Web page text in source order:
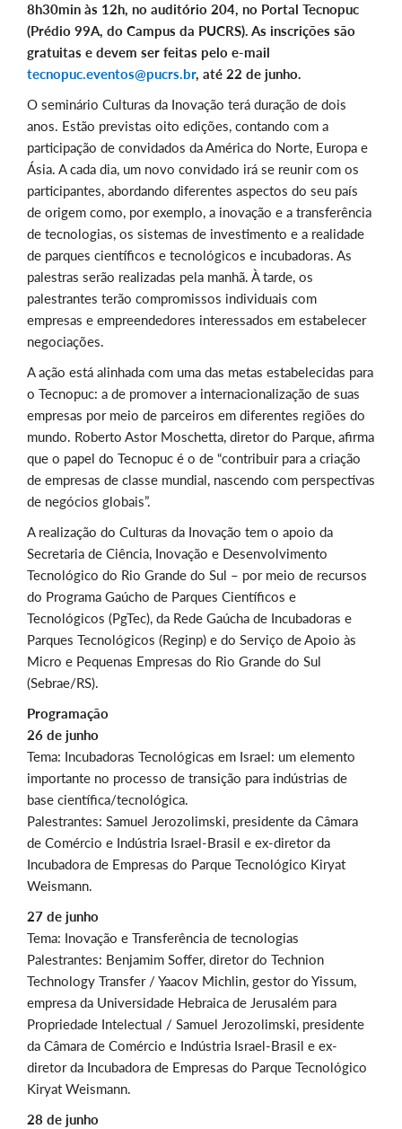
8h30min às 12h, no auditório 204, no Portal Tecnopuc
(Prédio 99A, do Campus da PUCRS). As inscrições são
gratuitas e devem ser feitas pelo e-mail
tecnopuc.eventos@pucrs.br, até 22 de junho.
O seminário Culturas da Inovação terá duração de dois
anos. Estão previstas oito edições, contando com a
participação de convidados da América do Norte, Europa e
Ásia. A cada dia, um novo convidado irá se reunir com os
participantes, abordando diferentes aspectos do seu país
de origem como, por exemplo, a inovação e a transferência
de tecnologias, os sistemas de investimento e a realidade
de parques científicos e tecnológicos e incubadoras. As
palestras serão realizadas pela manhã. À tarde, os
palestrantes terão compromissos individuais com
empresas e empreendedores interessados em estabelecer
negociações.
A ação está alinhada com uma das metas estabelecidas para
o Tecnopuc: a de promover a internacionalização de suas
empresas por meio de parceiros em diferentes regiões do
mundo. Roberto Astor Moschetta, diretor do Parque, afirma
que o papel do Tecnopuc é o de “contribuir para a criação
de empresas de classe mundial, nascendo com perspectivas
de negócios globais”.
A realização do Culturas da Inovação tem o apoio da
Secretaria de Ciência, Inovação e Desenvolvimento
Tecnológico do Rio Grande do Sul – por meio de recursos
do Programa Gaúcho de Parques Científicos e
Tecnológicos (PgTec), da Rede Gaúcha de Incubadoras e
Parques Tecnológicos (Reginp) e do Serviço de Apoio às
Micro e Pequenas Empresas do Rio Grande do Sul
(Sebrae/RS).
Programação
26 de junho
Tema: Incubadoras Tecnológicas em Israel: um elemento
importante no processo de transição para indústrias de
base científica/tecnológica.
Palestrantes: Samuel Jerozolimski, presidente da Câmara
de Comércio e Indústria Israel-Brasil e ex-diretor da
Incubadora de Empresas do Parque Tecnológico Kiryat
Weismann.
27 de junho
Tema: Inovação e Transferência de tecnologias
Palestrantes: Benjamim Soffer, diretor do Technion
Technology Transfer / Yaacov Michlin, gestor do Yissum,
empresa da Universidade Hebraica de Jerusalém para
Propriedade Intelectual / Samuel Jerozolimski, presidente
da Câmara de Comércio e Indústria Israel-Brasil e ex-
diretor da Incubadora de Empresas do Parque Tecnológico
Kiryat Weismann.
28 de junho